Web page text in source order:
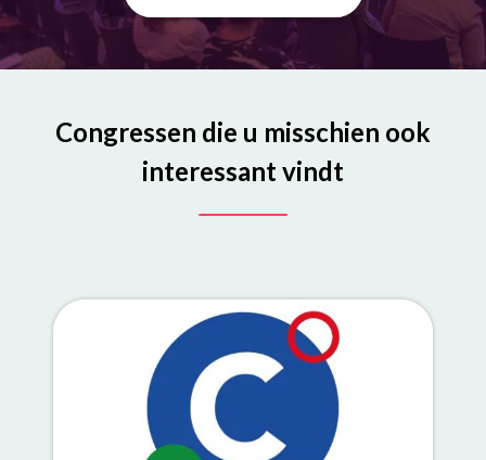
Congressen die u misschien ook
interessant vindt